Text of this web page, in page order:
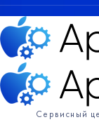
Сервисный